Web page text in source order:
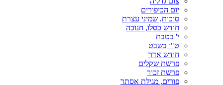
יום הכיפורים
סוכות, שמיני עצרת
חודש כסלו, חנוכה
י' בטבת
ט"ו בשבט
חודש אדר
פרשת שקלים
פרשת זכור
פורים, מגילת אסתר